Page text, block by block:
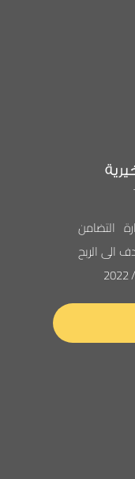
التضامن
و التي لاتهدف الى الربح